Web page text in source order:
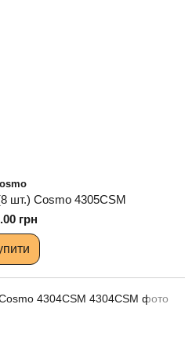
шт.) Cosmo 4305CSM
грн